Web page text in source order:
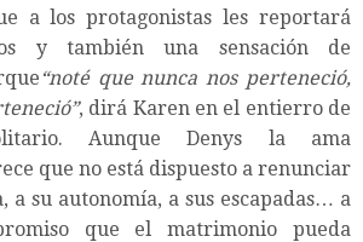
a los protagonistas les reportará
y también una sensación de
“noté que nunca nos perteneció,
, dirá Karen en el entierro de
Aunque Denys la ama
que no está dispuesto a renunciar
a su autonomía, a sus escapadas… a
que el matrimonio pueda